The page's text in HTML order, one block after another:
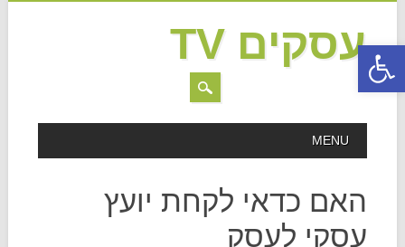
פתח סרגל נגישות
עסקים TV
MAIN MENU
MENU
האם כדאי לקחת יועץ
עסקי לעסק